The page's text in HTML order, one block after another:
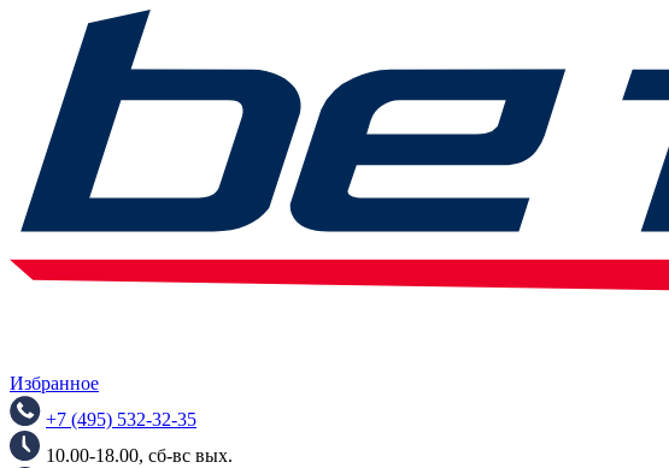
Избранное
+7 (495) 532-32-35
10.00-18.00, сб-вс вых.